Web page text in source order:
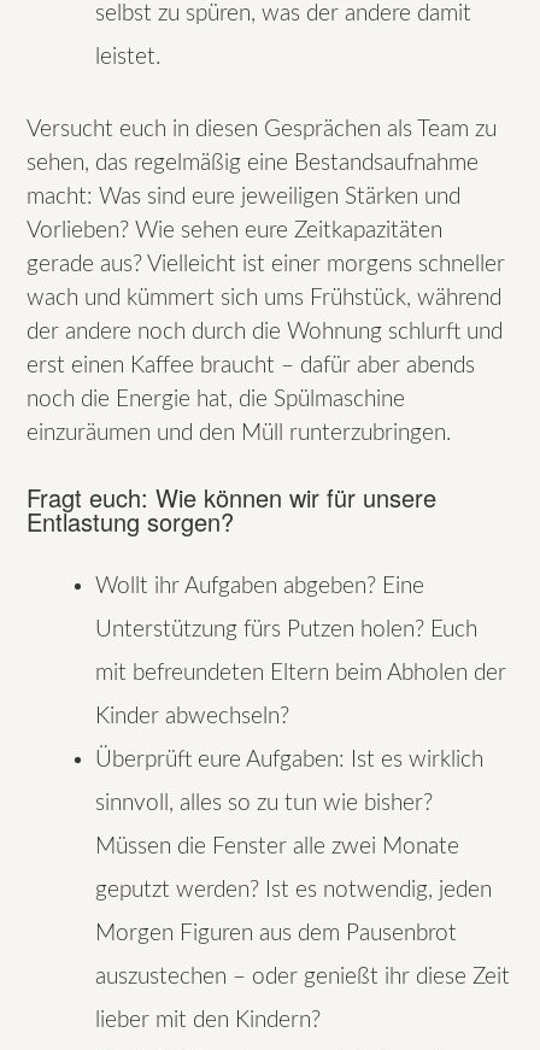
selbst zu spüren, was der andere damit
leistet.
Versucht euch in diesen Gesprächen als Team zu
sehen, das regelmäßig eine Bestandsaufnahme
macht: Was sind eure jeweiligen Stärken und
Vorlieben? Wie sehen eure Zeitkapazitäten
gerade aus? Vielleicht ist einer morgens schneller
wach und kümmert sich ums Frühstück, während
der andere noch durch die Wohnung schlurft und
erst einen Kaffee braucht – dafür aber abends
noch die Energie hat, die Spülmaschine
einzuräumen und den Müll runterzubringen.
Fragt euch: Wie können wir für unsere
Entlastung sorgen?
Wollt ihr Aufgaben abgeben? Eine
Unterstützung fürs Putzen holen? Euch
mit befreundeten Eltern beim Abholen der
Kinder abwechseln?
Überprüft eure Aufgaben: Ist es wirklich
sinnvoll, alles so zu tun wie bisher?
Müssen die Fenster alle zwei Monate
geputzt werden? Ist es notwendig, jeden
Morgen Figuren aus dem Pausenbrot
auszustechen – oder genießt ihr diese Zeit
lieber mit den Kindern?